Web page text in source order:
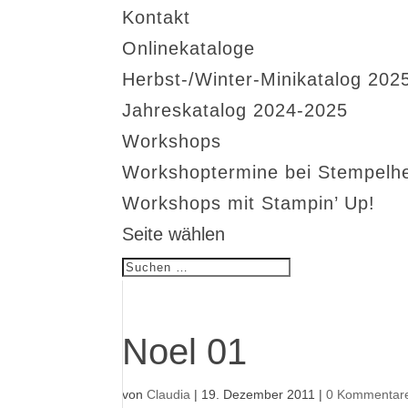
Kontakt
Onlinekataloge
Herbst-/Winter-Minikatalog
Jahreskatalog 2024-2025
Workshops
Workshoptermine bei
Workshops mit Stampin’ Up!
Seite wählen
Noel 01
vonClaudia | 19. Dezember 2011 |0